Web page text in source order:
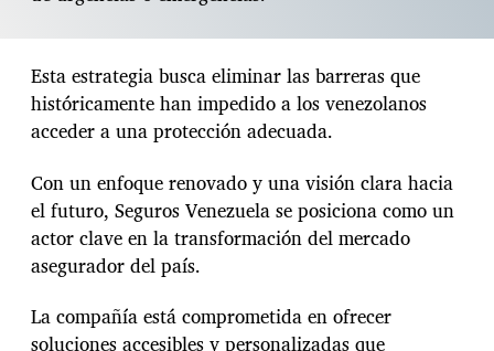
Esta estrategia busca eliminar las barreras que
históricamente han impedido a los venezolanos
acceder a una protección adecuada.
Con un enfoque renovado y una visión clara hacia
el futuro, Seguros Venezuela se posiciona como un
actor clave en la transformación del mercado
asegurador del país.
La compañía está comprometida en ofrecer
soluciones accesibles y personalizadas que